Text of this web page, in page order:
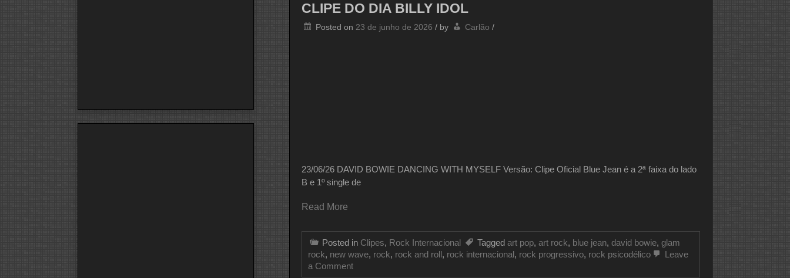
CLIPE DO DIA BILLY IDOL
Posted on 23 de junho de 2026 / by Carlão /
23/06/26 DAVID BOWIE DANCING WITH MYSELF Versão: Clipe Oficial Blue Jean é a 2ª faixa do lado
B e 1º single de
Read More
Posted in Clipes, Rock Internacional Tagged art pop, art rock, blue jean, david bowie, glam
rock, new wave, rock, rock and roll, rock internacional, rock progressivo, rock psicodélico
Leave
a Commenton
CLIPE